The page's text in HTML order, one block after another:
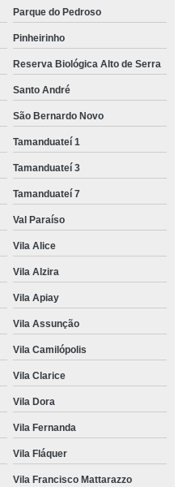
Parque do Pedroso
Pinheirinho
Reserva Biológica Alto de Serra
Santo André
São Bernardo Novo
Tamanduateí 1
Tamanduateí 3
Tamanduateí 7
Val Paraíso
Vila Alice
Vila Alzira
Vila Apiay
Vila Assunção
Vila Camilópolis
Vila Clarice
Vila Dora
Vila Fernanda
Vila Fláquer
Vila Francisco Mattarazzo